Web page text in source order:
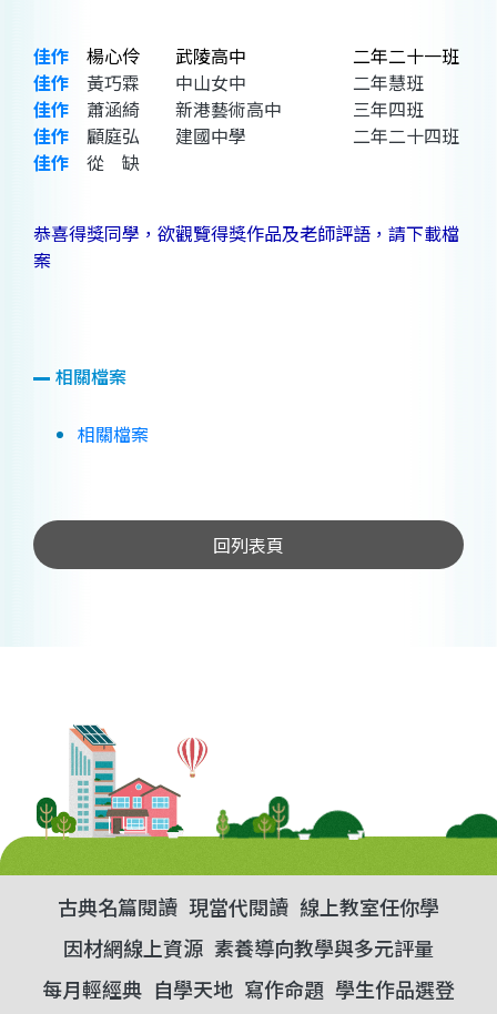
佳作
楊心伶 武陵高中 二年二十一班
佳作
黃巧霖 中山女中 二年慧班
佳作 蕭涵綺 新港藝術高中 三年四班
佳作 顧庭弘 建國中學 二年二十四班
佳作 從 缺
恭喜得獎同學，欲觀覽得獎作品及老師評語，請下載檔
案
相關檔案
相關檔案
回列表頁
古典名篇閱讀 現當代閱讀 線上教室任你學
因材網線上資源 素養導向教學與多元評量
每月輕經典 自學天地 寫作命題 學生作品選登